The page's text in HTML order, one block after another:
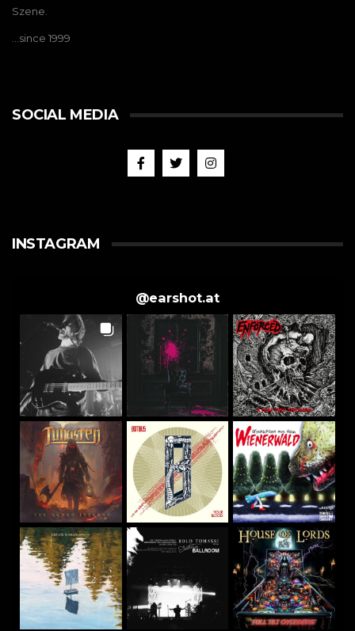
Szene.
…since 1999
SOCIAL MEDIA
INSTAGRAM
@earshot.at